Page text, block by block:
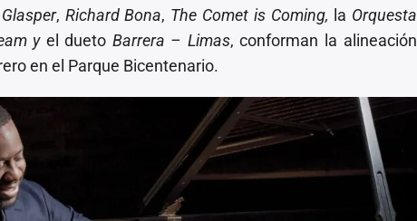
, Richard Bona, The Comet is Coming, la Orquesta
y el dueto Barrera – Limas, conforman la alineación
en el Parque Bicentenario.